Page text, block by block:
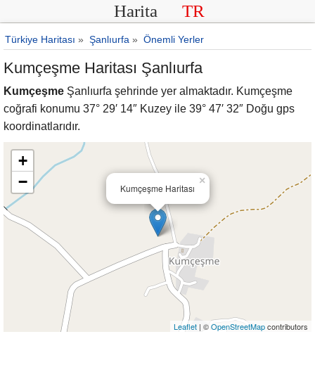
Harita TR
Türkiye Haritası » Şanlıurfa » Önemli Yerler
Kumçeşme Haritası Şanlıurfa
Kumçeşme Şanlıurfa şehrinde yer almaktadır. Kumçeşme
coğrafi konumu 37° 29′ 14″ Kuzey ile 39° 47′ 32″ Doğu gps
koordinatlarıdır.
Kumçeşme Haritası
×
+
−
Leaflet | ©OpenStreetMapcontributors